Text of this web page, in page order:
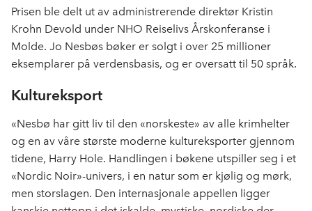
e
b
o
o
k
e
I
o
s
Prisen ble delt ut av administrerende direktør Kristin
Krohn Devold under NHO Reiselivs Årskonferanse i
Molde. Jo Nesbøs bøker er solgt i over 25 millioner
eksemplarer på verdensbasis, og er oversatt til 50 språk.
Kultureksport
«Nesbø har gitt liv til den «norskeste» av alle krimhelter
og en av våre største moderne kultureksporter gjennom
tidene, Harry Hole. Handlingen i bøkene utspiller seg i et
«Nordic Noir»-univers, i en natur som er kjølig og mørk,
men storslagen. Den internasjonale appellen ligger